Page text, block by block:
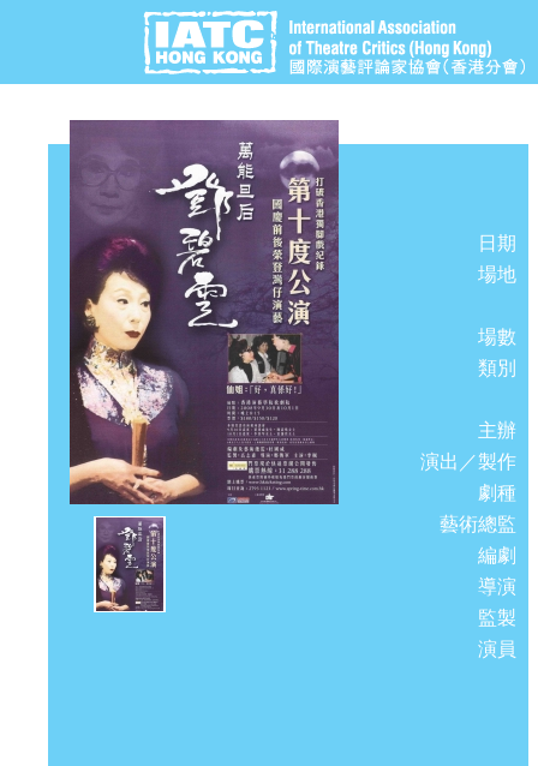
日期
場地
場數
類別
主辦
演出／製作
劇種
藝術總監
編劇
導演
監製
演員